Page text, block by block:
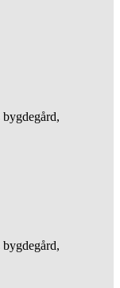
bygdegård,
bygdegård,